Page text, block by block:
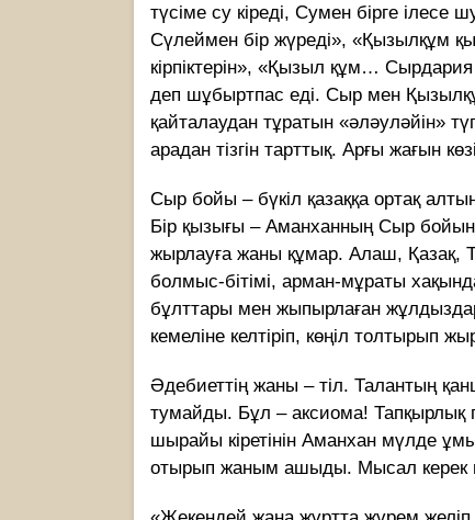
түсіме су кіреді, Сумен бірге ілесе
Сүлеймен бір жүреді», «Қызылқұм
кірпіктерін», «Қызыл құм…
деп шұбыртпас еді. Сыр мен
қайталаудан тұратын «әләуләйін»
арадан тізгін тарттық. Арғы жағын
Сыр бойы – бүкіл қазаққа ортақ
Бір қызығы – Аманханның Сыр
жырлауға жаны құмар. Алаш, Қазақ,
болмыс-бітімі, арман-мұраты
бұлттары мен жыпырлаған
кемеліне келтіріп, көңіл толтырып
Әдебиеттің жаны – тіл. Талантың
тумайды. Бұл – аксиома! Тапқырлық
шырайы кіретінін Аманхан мүлде
отырып жаным ашыды. Мысал керек